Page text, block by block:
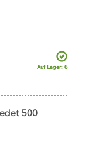
Auf Lager: 6
500